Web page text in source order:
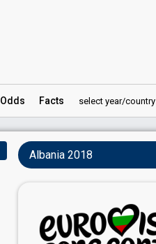
Odds Facts select year/country
Albania 2018